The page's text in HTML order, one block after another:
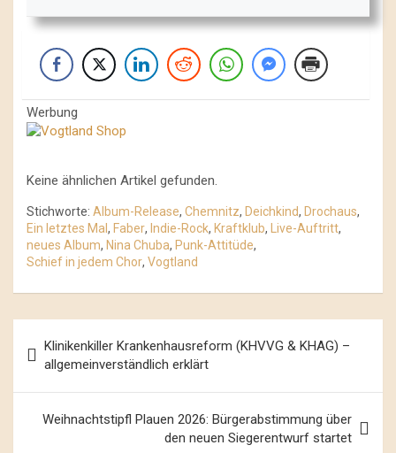
Werbung
Keine ähnlichen Artikel gefunden.
Stichworte: Album-Release, Chemnitz, Deichkind, Drochaus,
Ein letztes Mal, Faber, Indie-Rock, Kraftklub, Live-Auftritt,
neues Album, Nina Chuba, Punk-Attitüde,
Schief in jedem Chor, Vogtland
Navigation
Klinikenkiller Krankenhausreform (KHVVG & KHAG) –
allgemeinverständlich erklärt
Weihnachtstipfl Plauen 2026: Bürgerabstimmung über
den neuen Siegerentwurf startet